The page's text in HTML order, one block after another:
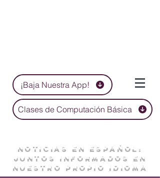
¡Baja Nuestra App!
Clases de Computación Básica
NOTICIAS EN ESPAÑOL:
JUNTOS INFORMADOS EN
NUESTRO PROPIO IDIOMA